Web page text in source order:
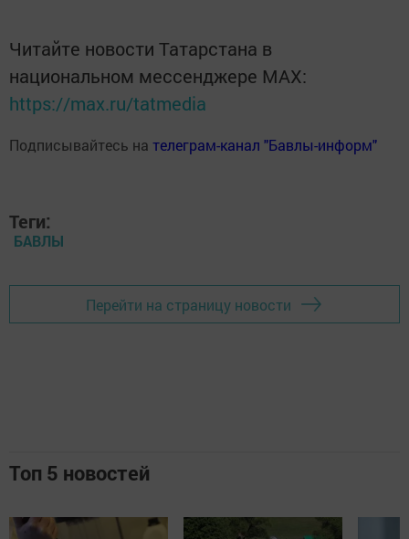
Читайте новости Татарстана в
национальном мессенджере MАХ:
https://max.ru/tatmedia
Подписывайтесь на телеграм-канал "Бавлы-информ"
Теги:
БАВЛЫ
Перейти на страницу новости
Топ 5 новостей